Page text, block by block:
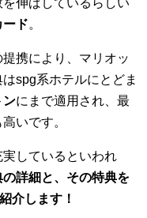
伸ばしているらしい
ード。
携により、マリオッ
spg系ホテルにとどま
ンにまで適用され、最
いです。
しているといわれ
詳細と、その特典を
介します！